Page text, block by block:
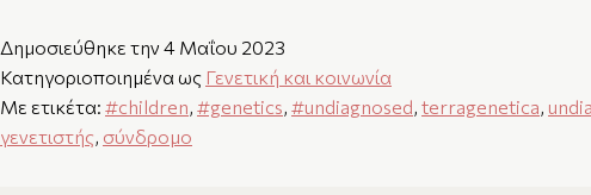
Δημοσιεύθηκε την 4 Μαΐου 2023
Κατηγοριοποιημένα ως Γενετική και κοινωνία
Με ετικέτα: #children, #genetics, #undiagnosed, terragenetica,
γενετιστής, σύνδρομο